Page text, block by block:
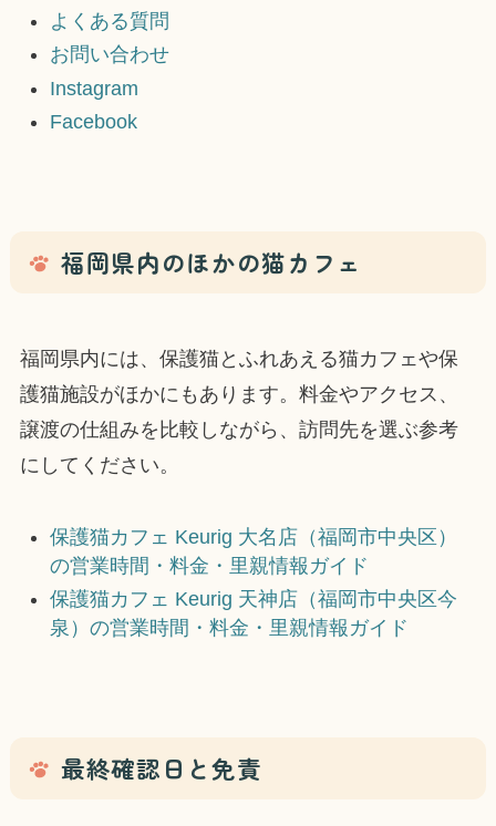
よくある質問
お問い合わせ
Instagram
Facebook
福岡県内のほかの猫カフェ
福岡県内には、保護猫とふれあえる猫カフェや保
護猫施設がほかにもあります。料金やアクセス、
譲渡の仕組みを比較しながら、訪問先を選ぶ参考
にしてください。
保護猫カフェ Keurig 大名店（福岡市中央区）
の営業時間・料金・里親情報ガイド
保護猫カフェ Keurig 天神店（福岡市中央区今
泉）の営業時間・料金・里親情報ガイド
最終確認日と免責